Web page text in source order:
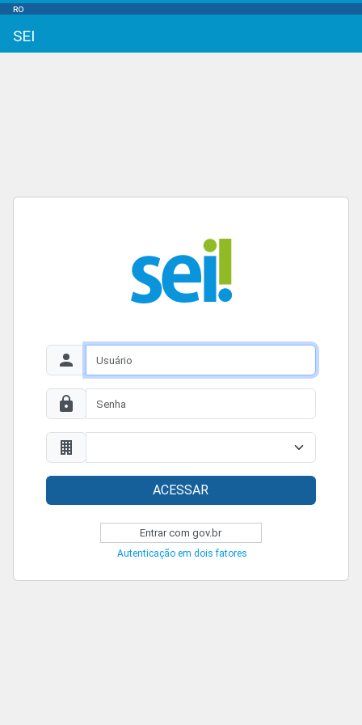
RO
SEI
ACESSAR
Entrar com gov.br
Autenticação em dois fatores